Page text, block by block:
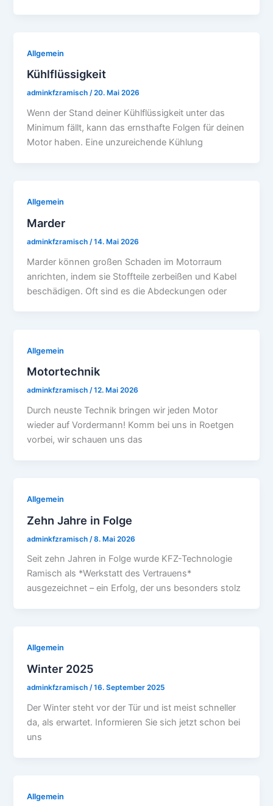
Allgemein
Kühlflüssigkeit
adminkfzramisch/20. Mai 2026
Wenn der Stand deiner Kühlflüssigkeit unter das
Minimum fällt, kann das ernsthafte Folgen für deinen
Motor haben. Eine unzureichende Kühlung
Allgemein
Marder
adminkfzramisch /14. Mai 2026
Marder können großen Schaden im Motorraum
anrichten, indem sie Stoffteile zerbeißen und Kabel
beschädigen. Oft sind es die Abdeckungen oder
Allgemein
Motortechnik
adminkfzramisch/12. Mai 2026
Durch neuste Technik bringen wir jeden Motor
wieder auf Vordermann! Komm bei uns in Roetgen
vorbei, wir schauen uns das
Allgemein
Zehn Jahre in Folge
adminkfzramisch /8. Mai 2026
Seit zehn Jahren in Folge wurde KFZ-Technologie
Ramisch als *Werkstatt des Vertrauens*
ausgezeichnet – ein Erfolg, der uns besonders stolz
Allgemein
Winter 2025
adminkfzramisch/16. September 2025
Der Winter steht vor der Tür und ist meist schneller
da, als erwartet. Informieren Sie sich jetzt schon bei
uns
Allgemein